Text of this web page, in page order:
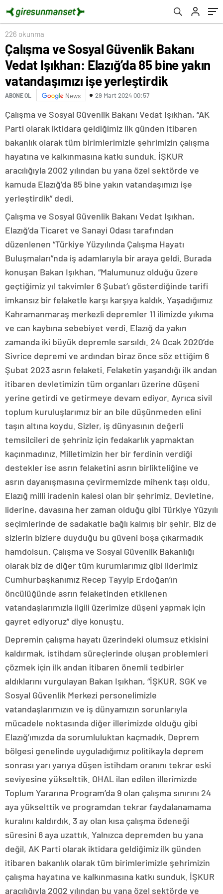
226 okunma
Çalışma ve Sosyal Güvenlik Bakanı
Vedat Işıkhan: Elazığ’da 85 bine yakın
vatandaşımızı işe yerleştirdik
ABONE OL News 29 Mart 2024 00:57
Çalışma ve Sosyal Güvenlik Bakanı Vedat Işıkhan, “AK
Parti olarak iktidara geldiğimiz ilk günden itibaren
bakanlık olarak tüm birimlerimizle şehrimizin çalışma
hayatına ve kalkınmasına katkı sunduk. İŞKUR
aracılığıyla 2002 yılından bu yana özel sektörde ve
kamuda Elazığ’da 85 bine yakın vatandaşımızı işe
yerleştirdik” dedi.
Çalışma ve Sosyal Güvenlik Bakanı Vedat Işıkhan,
Elazığ’da Ticaret ve Sanayi Odası tarafından
düzenlenen “Türkiye Yüzyılında Çalışma Hayatı
Buluşmaları”nda iş adamlarıyla bir araya geldi. Burada
konuşan Bakan Işıkhan, “Malumunuz olduğu üzere
geçtiğimiz yıl takvimler 6 Şubat’ı gösterdiğinde tarifi
imkansız bir felaketle karşı karşıya kaldık. Yaşadığımız
Kahramanmaraş merkezli depremler 11 ilimizde yıkıma
ve can kaybına sebebiyet verdi. Elazığ da yakın
zamanda iki büyük depremle sarsıldı. 24 Ocak 2020’de
Sivrice depremi ve ardından biraz önce söz ettiğim 6
Şubat 2023 asrın felaketi. Felaketin yaşandığı ilk andan
itibaren devletimizin tüm organları üzerine düşeni
yerine getirdi ve getirmeye devam ediyor. Ayrıca sivil
toplum kuruluşlarımız bir an bile düşünmeden elini
taşın altına koydu. Sizler, iş dünyasının değerli
temsilcileri de şehriniz için fedakarlık yapmaktan
kaçınmadınız. Milletimizin her bir ferdinin verdiği
destekler ise asrın felaketini asrın birlikteliğine ve
asrın dayanışmasına çevirmemizde mihenk taşı oldu.
Elazığ milli iradenin kalesi olan bir şehrimiz. Devletine,
liderine, davasına her zaman olduğu gibi Türkiye Yüzyılı
seçimlerinde de sadakatle bağlı kalmış bir şehir. Biz de
sizlerin bizlere duyduğu bu güveni boşa çıkarmadık
hamdolsun. Çalışma ve Sosyal Güvenlik Bakanlığı
olarak biz de diğer tüm kurumlarımız gibi liderimiz
Cumhurbaşkanımız Recep Tayyip Erdoğan’ın
öncülüğünde asrın felaketinden etkilenen
vatandaşlarımızla ilgili üzerimize düşeni yapmak için
gayret ediyoruz” diye konuştu.
Depremin çalışma hayatı üzerindeki olumsuz etkisini
kaldırmak, istihdam süreçlerinde oluşan problemleri
çözmek için ilk andan itibaren önemli tedbirler
aldıklarını vurgulayan Bakan Işıkhan, “İŞKUR, SGK ve
Sosyal Güvenlik Merkezi personelimizle
vatandaşlarımızın ve iş dünyamızın sorunlarıyla
mücadele noktasında diğer illerimizde olduğu gibi
Elazığ’ımızda da sorumluluktan kaçmadık. Deprem
bölgesi genelinde uyguladığımız politikayla deprem
sonrası yarı yarıya düşen istihdam oranını tekrar eski
seviyesine yükselttik. OHAL ilan edilen illerimizde
Toplum Yararına Program’da 9 olan çalışma sınırını 24
aya yükselttik ve programdan tekrar faydalanamama
kuralını kaldırdık. 3 ay olan kısa çalışma ödeneği
süresini 6 aya uzattık. Yalnızca depremden bu yana
değil, AK Parti olarak iktidara geldiğimiz ilk günden
itibaren bakanlık olarak tüm birimlerimizle şehrimizin
çalışma hayatına ve kalkınmasına katkı sunduk. İŞKUR
aracılığıyla 2002 yılından bu yana özel sektörde ve